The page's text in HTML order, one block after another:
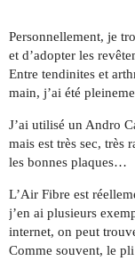
Personnellement, je
et d’adopter les
Entre tendinites et
main, j’ai été
J’ai utilisé un Andro
mais est très sec, très
les bonnes plaques…
L’Air Fibre est
j’en ai plusieurs
internet, on peut
Comme souvent, le